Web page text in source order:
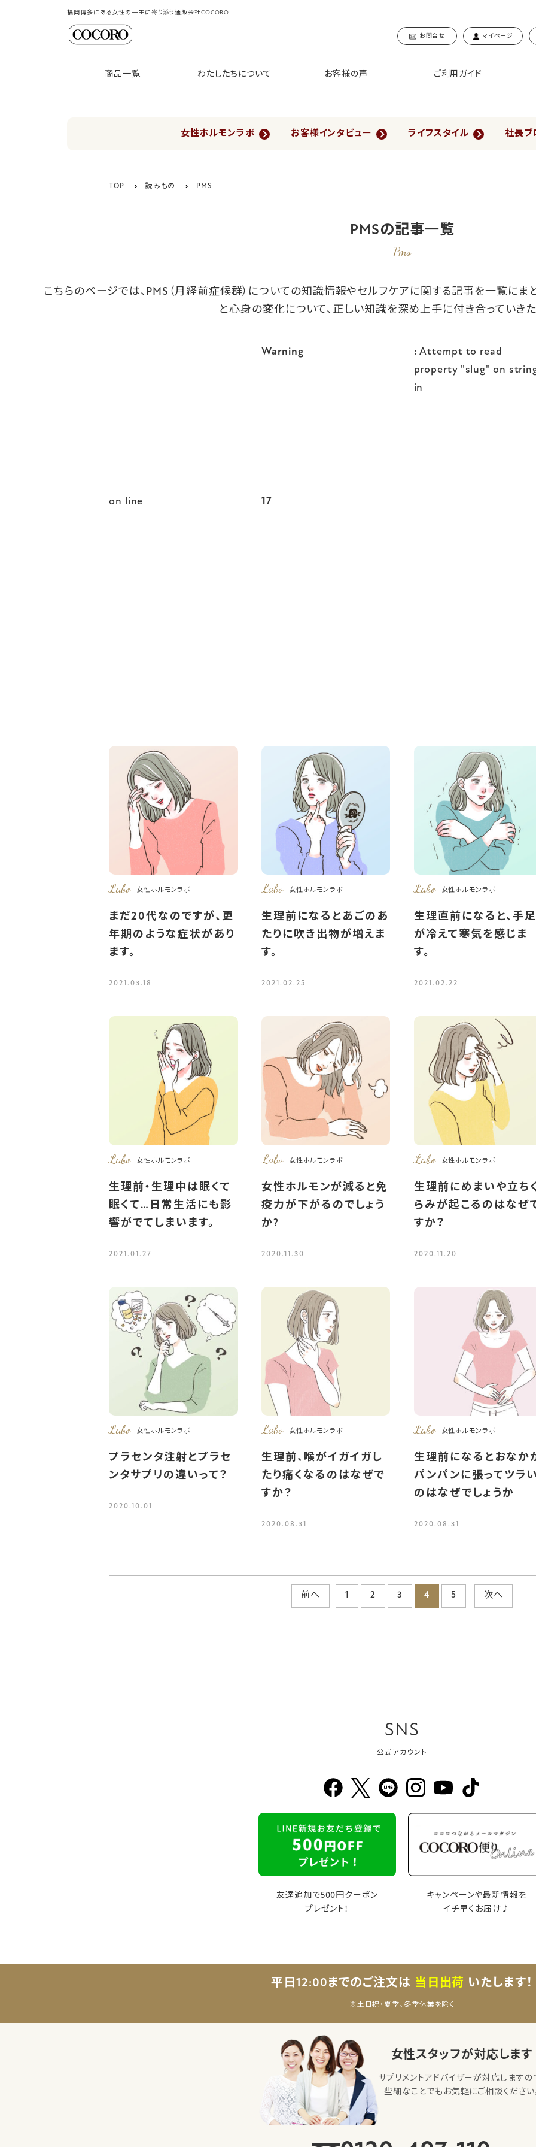
福岡博多にある女性の一生に寄り添う通販会社COCORO
お問合せ マイページ
商品一覧 わたしたちについて お客様の声 ご利用ガイド
女性ホルモンラボ お客様インタビュー ライフスタイル 社長ブ
TOP 読みもの PMS
PMSの記事一覧
Pms
こちらのページでは、PMS（月経前症候群）についての知識情報やセルフケアに関する記事を一覧に
と心身の変化について、正しい知識を深め上手に付き合っていきた
Warning
: Attempt to read
property "slug" on
in
on line 17
Labo 女性ホルモンラボ
まだ20代なのですが、更
年期のような症状があり
ます。
2021.03.18
Labo 女性ホルモンラボ
生理前になるとあごのあ
たりに吹き出物が増えま
す。
2021.02.25
Labo 女性ホルモンラボ
生理直前になると、手足
が冷えて寒気を感じま
す。
2021.02.22
Labo 女性ホルモンラボ
生理前・生理中は眠くて
眠くて…日常生活にも影
響がでてしまいます。
2021.01.27
Labo 女性ホルモンラボ
女性ホルモンが減ると免
疫力が下がるのでしょう
か?
2020.11.30
Labo 女性ホルモンラボ
生理前にめまいや立ち
らみが起こるのはなぜ
すか？
2020.11.20
Labo 女性ホルモンラボ
プラセンタ注射とプラセ
ンタサプリの違いって？
2020.10.01
Labo 女性ホルモンラボ
生理前、喉がイガイガし
たり痛くなるのはなぜで
すか？
2020.08.31
Labo 女性ホルモンラボ
生理前になるとおなか
パンパンに張ってツラ
のはなぜでしょうか
2020.08.31
前へ 1 2 3 4 5 次へ
SNS
公式アカウント
友達追加で500円クーポン
プレゼント！
キャンペーンや最新情報を
イチ早くお届け♪
平日12:00までのご注文は 当日出荷 いたします！
※土日祝・夏季、冬季休業を除く
女性スタッフが対応します
サプリメントアドバイザーが対応しますの
些細なことでもお気軽にご相談ください